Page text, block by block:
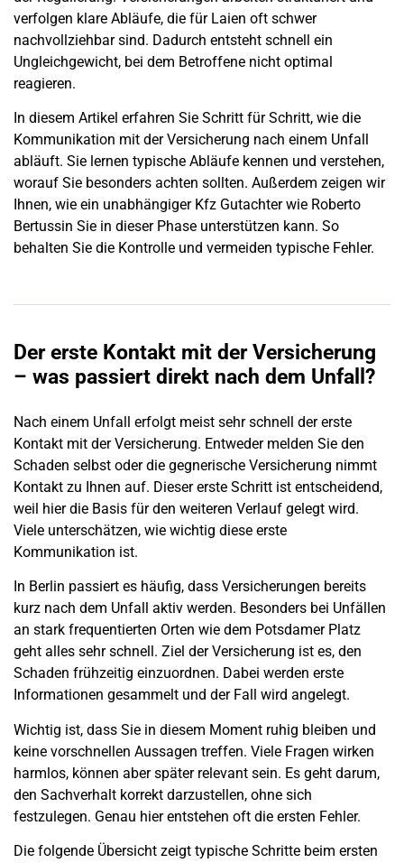
verfolgen klare Abläufe, die für Laien oft schwer
nachvollziehbar sind. Dadurch entsteht schnell ein
Ungleichgewicht, bei dem Betroffene nicht optimal
reagieren.
In diesem Artikel erfahren Sie Schritt für Schritt, wie die
Kommunikation mit der Versicherung nach einem Unfall
abläuft. Sie lernen typische Abläufe kennen und verstehen,
worauf Sie besonders achten sollten. Außerdem zeigen wir
Ihnen, wie ein unabhängiger Kfz Gutachter wie Roberto
Bertussin Sie in dieser Phase unterstützen kann. So
behalten Sie die Kontrolle und vermeiden typische Fehler.
Der erste Kontakt mit der Versicherung
– was passiert direkt nach dem Unfall?
Nach einem Unfall erfolgt meist sehr schnell der erste
Kontakt mit der Versicherung. Entweder melden Sie den
Schaden selbst oder die gegnerische Versicherung nimmt
Kontakt zu Ihnen auf. Dieser erste Schritt ist entscheidend,
weil hier die Basis für den weiteren Verlauf gelegt wird.
Viele unterschätzen, wie wichtig diese erste
Kommunikation ist.
In Berlin passiert es häufig, dass Versicherungen bereits
kurz nach dem Unfall
aktiv werden. Besonders bei Unfällen
an stark frequentierten Orten wie dem Potsdamer Platz
geht alles sehr schnell. Ziel der Versicherung ist es, den
Schaden frühzeitig einzuordnen. Dabei werden erste
Informationen gesammelt und der Fall wird angelegt.
Wichtig ist, dass Sie in diesem Moment ruhig bleiben und
keine vorschnellen Aussagen treffen. Viele Fragen wirken
harmlos, können aber später relevant sein. Es geht darum,
den Sachverhalt korrekt darzustellen, ohne sich
festzulegen. Genau hier entstehen oft die ersten Fehler.
Die folgende Übersicht zeigt typische Schritte beim ersten